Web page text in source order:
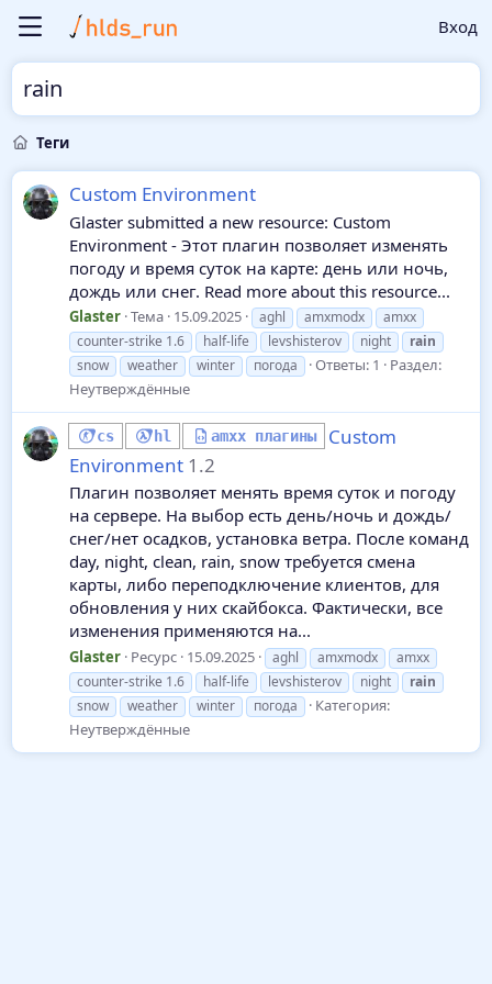
Вход
rain
Теги
Custom Environment
Glaster submitted a new resource: Custom
Environment - Этот плагин позволяет изменять
погоду и время суток на карте: день или ночь,
дождь или снег. Read more about this resource...
Glaster Тема 15.09.2025 aghl amxmodx
amxx
counter-strike 1.6
half-life levshisterov night
rain
snow
weather winter погода Ответы: 1
Раздел:
Неутверждённые
cs hl amxx плагины
Custom
Environment 1.2
Плагин позволяет менять время суток и погоду
на сервере. На выбор есть день/ночь и дождь/
снег/нет осадков, установка ветра. После команд
day, night, clean, rain, snow требуется смена
карты, либо переподключение клиентов, для
обновления у них скайбокса. Фактически, все
изменения применяются на...
Glaster Ресурс 15.09.2025 aghl amxmodx
amxx
counter-strike 1.6
half-life levshisterov night
rain
snow
weather winter погода
Категория:
Неутверждённые